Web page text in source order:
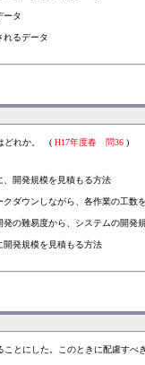
ータ
れるデータ
どれか。 ( H17年度春 問36 )
、開発規模を見積もる方法
ダウンしながら、各作業の工数
の難易度から、システムの開発
開発規模を見積もる方法
ことにした。このときに配慮す